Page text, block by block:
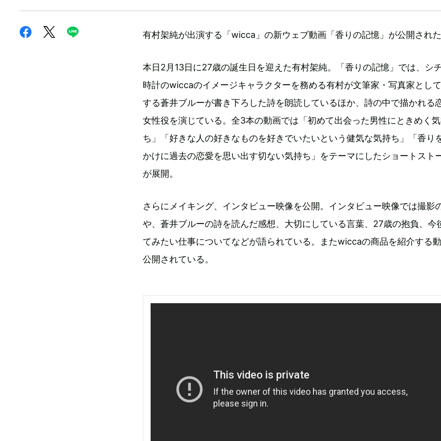
有村架純が出演する「wicca」の新ウェブ動画「香りの記憶」が公開された
本日2月13日に27歳の誕生日を迎えた有村架純。「香りの記憶」では、シ
時計のwiccaのイメージキャラクターを務める有村が文筆家・写真家とし
する蒼井ブルーが書き下ろした詩を朗読しているほか、詩の中で描かれる
女性役を演じている。全3本の動画では「初めて出会った男性にときめく
ち」「好きな人の好きなものを好きでいたいという健気な気持ち」「香り
かけに過去の恋愛を思い出す切ない気持ち」をテーマにしたショートスト
が展開。
さらにメイキング、インタビュー映像を公開。インタビュー映像では撮影
や、蒼井ブルーの詩を読んだ感想、大切にしている言葉、27歳の抱負、今
てみたい仕事についてなどが語られている。またwiccaの商品を紹介する
公開されている。